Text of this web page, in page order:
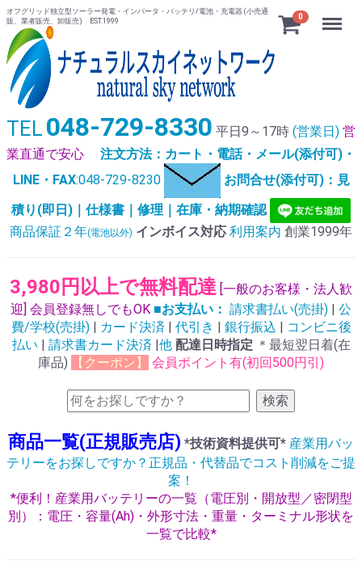
オフグリッド独立型ソーラー発電・インバータ・バッテリ/電池・充電器 (小売通
販、業者販売、卸販売) EST.1999
0 Menu
TEL 048-729-8330 平日9～17時 (営業日) 営
業直通で安心
注文方法：カート・電話・メール(添付可)・
LINE・FAX:048-729-8230
お問合せ(添付可)：見
積り(即日)｜仕様書｜修理｜在庫・納期確認
商品保証２年(電池以外) インボイス対応 利用案内 創業1999年
3,980円以上で無料配達 [一般のお客様・法人歓
迎] 会員登録無しでもOK ■お支払い： 請求書払い(売掛) | 公
費/学校(売掛) | カード決済 | 代引き | 銀行振込 | コンビニ後
払い | 請求書カード決済 |他 配達日時指定 ＊最短翌日着(在
庫品)
【クーポン】 会員ポイント有(初回500円引)
検索
商品一覧(正規販売店) *技術資料提供可* 産業用バッ
テリーをお探しですか？正規品・代替品でコスト削減をご提
案！
*便利！産業用バッテリーの一覧（電圧別・開放型／密閉型
別）：電圧・容量(Ah)・外形寸法・重量・ターミナル形状を
一覧で比較*